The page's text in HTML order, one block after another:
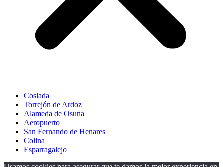
Coslada
Torrejón de Ardoz
Alameda de Osuna
Aeropuerto
San Fernando de Henares
Colina
Esparragalejo